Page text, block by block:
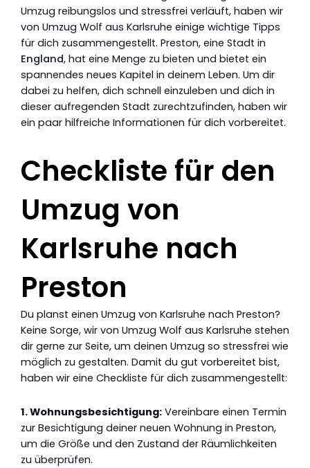
Umzug reibungslos und stressfrei verläuft, haben wir
von Umzug Wolf aus Karlsruhe einige wichtige Tipps
für dich zusammengestellt. Preston, eine Stadt in
England, hat eine Menge zu bieten und bietet ein
spannendes neues Kapitel in deinem Leben. Um dir
dabei zu helfen, dich schnell einzuleben und dich in
dieser aufregenden Stadt zurechtzufinden, haben wir
ein paar hilfreiche Informationen für dich vorbereitet.
Checkliste für den
Umzug von
Karlsruhe nach
Preston
Du planst einen Umzug von Karlsruhe nach Preston?
Keine Sorge, wir von Umzug Wolf aus Karlsruhe stehen
dir gerne zur Seite, um deinen Umzug so stressfrei wie
möglich zu gestalten. Damit du gut vorbereitet bist,
haben wir eine Checkliste für dich zusammengestellt:
1. Wohnungsbesichtigung: Vereinbare einen Termin
zur Besichtigung deiner neuen Wohnung in Preston,
um die Größe und den Zustand der Räumlichkeiten
zu überprüfen.